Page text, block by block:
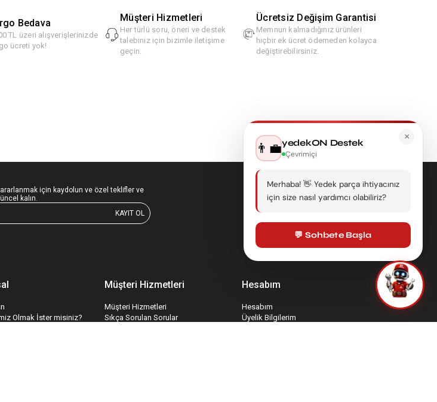
Bedava
TL üzeri alışverişlerinizde
ücreti yok!
Müşteri Hizmetleri
Her türlü soru, öneri ve destek
talebiniz için bizimle iletişime
geçin.
Ücretsiz Değişim Garantisi
Memnun kalmadığınız ürünleri
hiçbir ek ücret ödemeden kolayca
değiştirebilirsiniz.
için kaydolun ve özel teklifler ve
kalın.
KAYIT OL
Olmak İster misiniz?
Müşteri Hizmetleri
Müşteri Hizmetleri
Sıkça Sorulan Sorular
Hesabım
Hesabım
Üyelik Bilgilerim
×
👨‍💼yedekON Destek
Çevrimiçi
Merhaba! 👋 Yedek parça ihtiyacınız
için size nasıl yardımcı olabiliriz?
💬 Sohbete Başla